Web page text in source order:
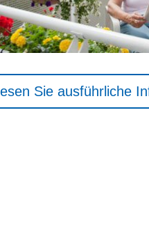
Sie ausführliche